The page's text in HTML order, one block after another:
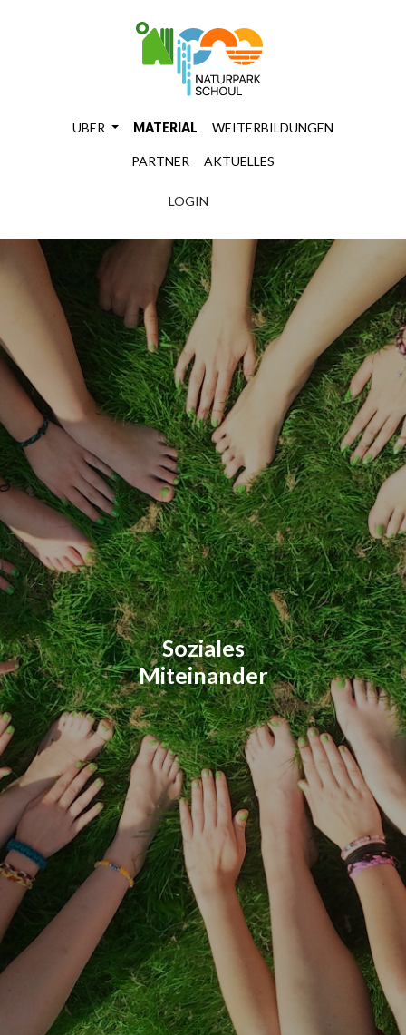
ÜBER MATERIAL WEITERBILDUNGEN
PARTNER AKTUELLES
LOGIN
Soziales
Miteinander